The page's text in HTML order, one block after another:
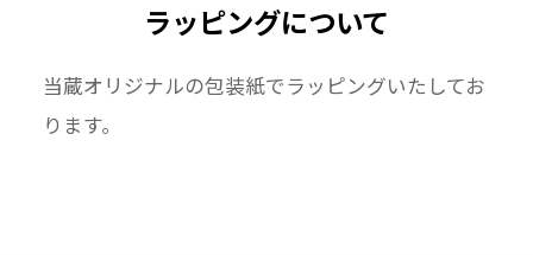
ラッピングについて
当蔵オリジナルの包装紙でラッピングいたしてお
ります。